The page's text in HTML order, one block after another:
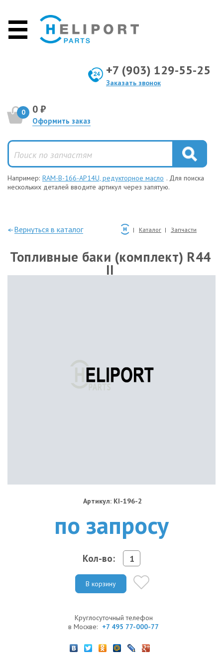
+7 (903) 129-55-25
Заказать звонок
0 0 ₽
Оформить заказ
Например: RAM-B-166-AP14U, редукторное масло . Для поиска
нескольких деталей вводите артикул через запятую.
—Вернуться в каталог Каталог Запчасти
Топливные баки (комплект) R44
II
Артикул: KI-196-2
по запросу
Кол-во:
В корзину
Круглосуточный телефон
в Москве: +7 495 77-000-77